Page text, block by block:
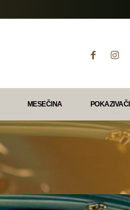
MESEČINA